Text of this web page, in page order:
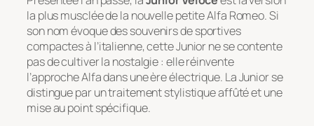
la plus musclée de la nouvelle petite Alfa Romeo. Si
son nom évoque des souvenirs de sportives
compactes à l’italienne, cette Junior ne se contente
pas de cultiver la nostalgie : elle réinvente
l’approche Alfa dans une ère électrique. La Junior se
distingue par un traitement stylistique affûté et une
mise au point spécifique.